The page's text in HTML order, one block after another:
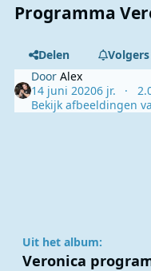
Programma
Delen
Volgers
DoorAlex
14 juni 20206 jr.
Bekijk afbeeldingen
Uit het album:
Veronica